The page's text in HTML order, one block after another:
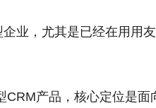
业，尤其是已经在用用
CRM产品，核心定位是